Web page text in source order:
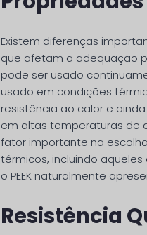
Existem diferenças
que afetam a adequação
pode ser usado
usado em condições
resistência ao calor e
em altas temperaturas de
fator importante na
térmicos, incluindo
o PEEK naturalmente
Resistência